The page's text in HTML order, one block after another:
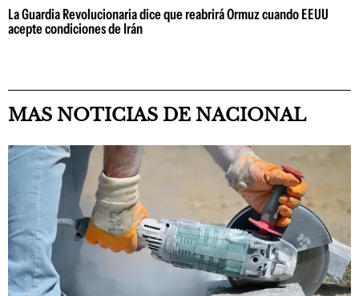
La Guardia Revolucionaria dice que reabrirá Ormuz cuando EEUU
acepte condiciones de Irán
MAS NOTICIAS DE NACIONAL